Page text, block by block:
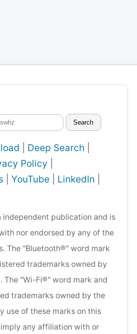
Search
Deep Search
Policy
YouTube LinkedIn
independent publication and is
nor endorsed by any of the
The "Bluetooth®" word mark
trademarks owned by
The "Wi-Fi®" word mark and
trademarks owned by the
use of these marks on this
any affiliation with or